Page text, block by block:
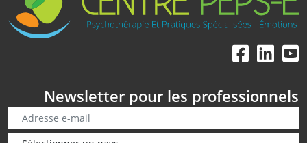
Newsletter pour les professionnels